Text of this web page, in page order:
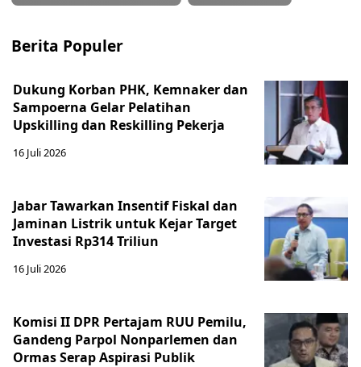
Berita Populer
Dukung Korban PHK, Kemnaker dan
Sampoerna Gelar Pelatihan
Upskilling dan Reskilling Pekerja
16 Juli 2026
Jabar Tawarkan Insentif Fiskal dan
Jaminan Listrik untuk Kejar Target
Investasi Rp314 Triliun
16 Juli 2026
Komisi II DPR Pertajam RUU Pemilu,
Gandeng Parpol Nonparlemen dan
Ormas Serap Aspirasi Publik